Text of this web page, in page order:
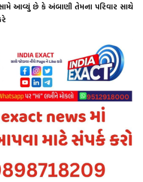
આવ્યું છે કે અંબાણી તેમના પરિવાર સાથે